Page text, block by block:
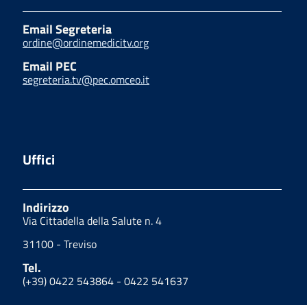
Email Segreteria
ordine@ordinemedicitv.org
Email PEC
segreteria.tv@pec.omceo.it
Uffici
Indirizzo
Via Cittadella della Salute n. 4
31100 - Treviso
Tel.
(+39) 0422 543864 - 0422 541637